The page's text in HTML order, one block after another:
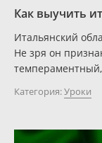
Как выучить
Итальянский
Не зря он
Категория:Уроки